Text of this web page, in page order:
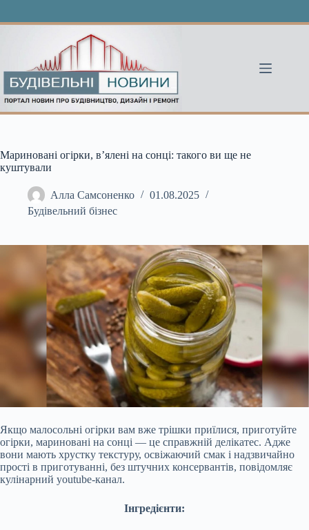
Мариновані огірки, в’ялені на сонці: такого ви ще не
куштували
Алла Самсоненко
01.08.2025
Будівельний бізнес
Якщо малосольні огірки вам вже трішки приїлися, приготуйте
огірки, мариновані на сонці — це справжній делікатес. Адже
вони мають хрустку текстуру, освіжаючий смак і надзвичайно
прості в приготуванні, без штучних консервантів, повідомляє
кулінарний youtube-канал.
Інгредієнти: